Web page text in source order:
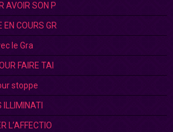
AVOIR SON P
EN COURS GR
le Gra
FAIRE TAI
stoppe
ILLIMINATI
L’AFFECTIO